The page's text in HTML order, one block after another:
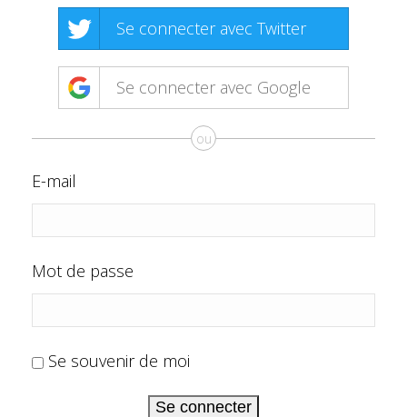
Se connecter avec Twitter
Se connecter avec Google
ou
E-mail
Mot de passe
Se souvenir de moi
Se connecter